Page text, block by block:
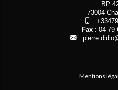
BP
73004
:
Fax : 04 79
:
Mentions